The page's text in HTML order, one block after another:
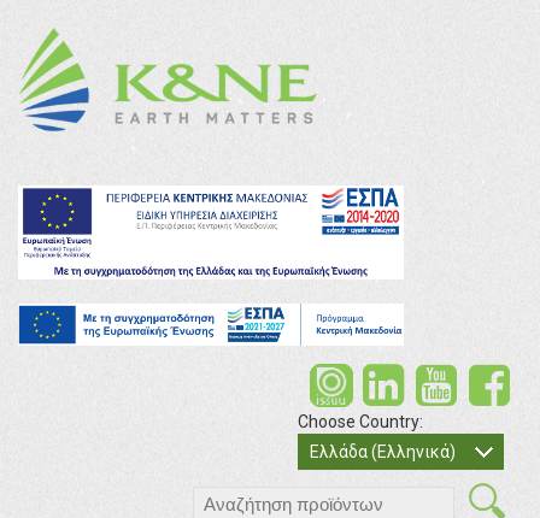
Choose Country:
Ελλάδα (Ελληνικά)